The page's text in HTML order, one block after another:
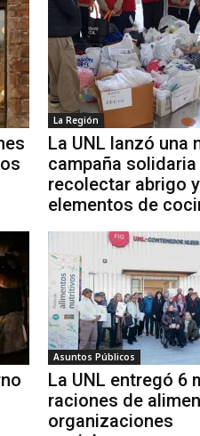
La Región
La UNL lanzó una
campaña solidaria
recolectar abrigo y
elementos de
Asuntos Públicos
La UNL entregó 6
raciones de
organizaciones